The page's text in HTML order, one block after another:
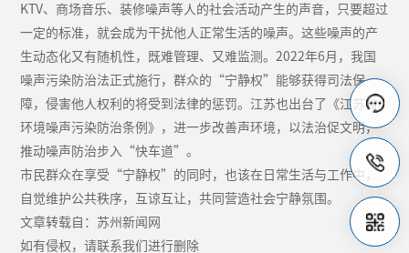
KTV、商场音乐、装修噪声等人的社会活动产生的声音，只要超过
一定的标准，就会成为干扰他人正常生活的噪声。这些噪声的产
生动态化又有随机性，既难管理、又难监测。2022年6月，我国
噪声污染防治法正式施行，群众的“宁静权”能够获得司法保
障，侵害他人权利的将受到法律的惩罚。江苏也出台了《江苏省
环境噪声污染防治条例》，进一步改善声环境，以法治促文明，
推动噪声防治步入“快车道”。
市民群众在享受“宁静权”的同时，也该在日常生活与工作中，
自觉维护公共秩序，互谅互让，共同营造社会宁静氛围。
文章转载自：苏州新闻网
如有侵权，请联系我们进行删除